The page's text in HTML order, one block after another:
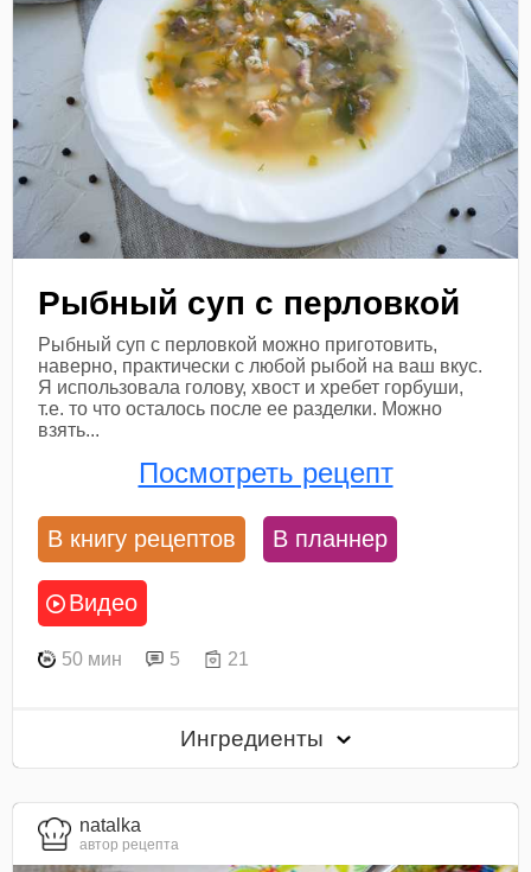
Рыбный суп с перловкой
Рыбный суп с перловкой можно приготовить,
наверно, практически с любой рыбой на ваш вкус.
Я использовала голову, хвост и хребет горбуши,
т.е. то что осталось после ее разделки. Можно
взять...
Посмотреть рецепт
В книгу рецептов В планнер
Видео
50 мин 5 21
Ингредиенты
natalka
автор рецепта